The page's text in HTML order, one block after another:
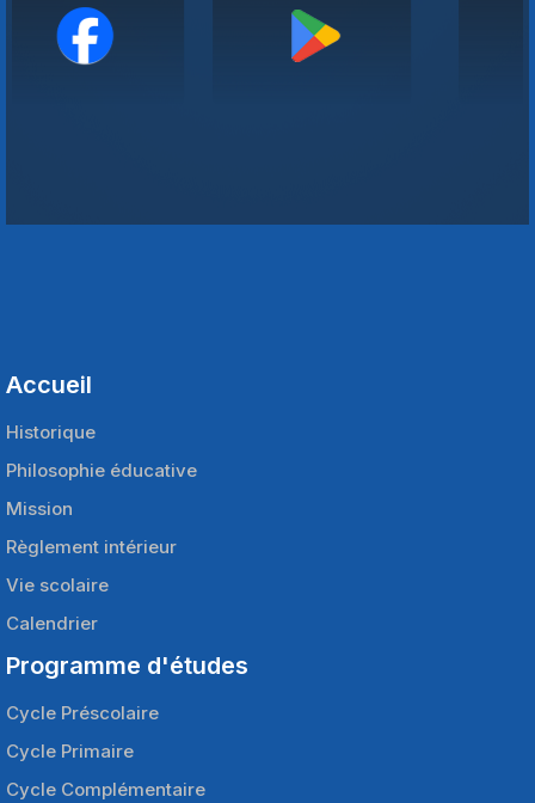
Accueil
Historique
Philosophie éducative
Mission
Règlement intérieur
Vie scolaire
Calendrier
Programme d'études
Cycle Préscolaire
Cycle Primaire
Cycle Complémentaire